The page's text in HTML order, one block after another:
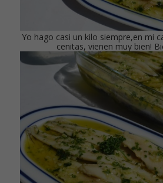
Yo hago casi un kilo siempre,en mi
cenitas, vienen muy bien!